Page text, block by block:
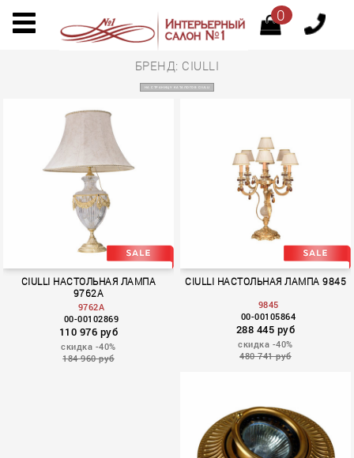
0
БРЕНД: CIULLI
НА СТРАНИЦУ КАТАЛОГОВ CIULLI
CIULLI НАСТОЛЬНАЯ ЛАМПА
9762A
9762A
00-00102869
110 976 руб
скидка -40%
184 960 руб
9 845
CIULLI НАСТОЛЬНАЯ ЛАМПА 9845
9845
00-00105864
288 445 руб
скидка -40%
480 741 руб